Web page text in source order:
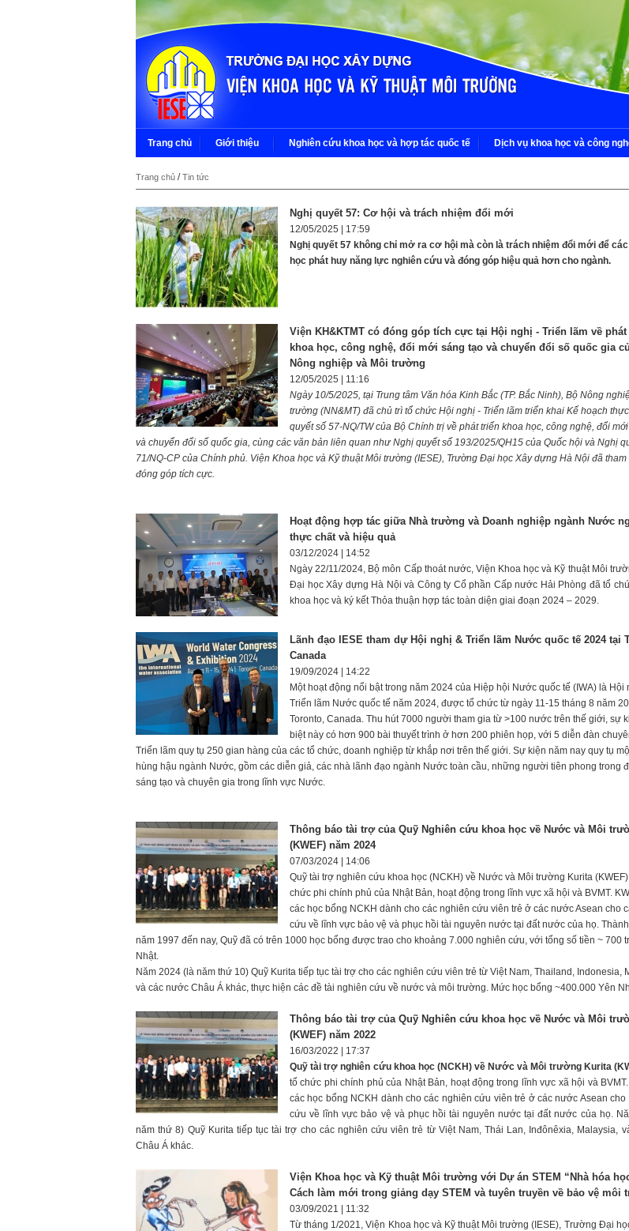
Trang chủ Giới thiệu Nghiên cứu khoa học và hợp tác quốc tế Dịch vụ khoa học và công
Trang chủ / Tin tức
Nghị quyết 57: Cơ hội và trách nhiệm đổi mới
12/05/2025 | 17:59
Nghị quyết 57 không chỉ mở ra cơ hội mà còn là trách nhiệm đổi mới để
học phát huy năng lực nghiên cứu và đóng góp hiệu quả hơn cho ngành.
Viện KH&KTMT có đóng góp tích cực tại Hội nghị - Triển lãm về
khoa học, công nghệ, đổi mới sáng tạo và chuyển đổi số quốc gia
Nông nghiệp và Môi trường
12/05/2025 | 11:16
Ngày 10/5/2025, tại Trung tâm Văn hóa Kinh Bắc (TP. Bắc Ninh), Bộ Nông
trường (NN&MT) đã chủ trì tổ chức Hội nghị - Triển lãm triển khai Kế hoạch
quyết số 57-NQ/TW của Bộ Chính trị về phát triển khoa học, công nghệ, đổi
và chuyển đổi số quốc gia, cùng các văn bản liên quan như Nghị quyết số 193/2025/QH15 của Quốc hội và Nghị
71/NQ-CP của Chính phủ. Viện Khoa học và Kỹ thuật Môi trường (IESE), Trường Đại học Xây dựng Hà Nội đã tham
đóng góp tích cực.
Hoạt động hợp tác giữa Nhà trường và Doanh nghiệp ngành Nước
thực chất và hiệu quả
03/12/2024 | 14:52
Ngày 22/11/2024, Bộ môn Cấp thoát nước, Viện Khoa học và Kỹ thuật Môi
Đại học Xây dựng Hà Nội và Công ty Cổ phần Cấp nước Hải Phòng đã tổ
khoa học và ký kết Thỏa thuận hợp tác toàn diện giai đoạn 2024 – 2029.
Lãnh đạo IESE tham dự Hội nghị & Triển lãm Nước quốc tế 2024 tại
Canada
19/09/2024 | 14:22
Một hoạt động nổi bật trong năm 2024 của Hiệp hội Nước quốc tế (IWA) là Hội
Triển lãm Nước quốc tế năm 2024, được tổ chức từ ngày 11-15 tháng 8 năm
Toronto, Canada. Thu hút 7000 người tham gia từ >100 nước trên thế giới, sự
biệt này có hơn 900 bài thuyết trình ở hơn 200 phiên họp, với 5 diễn đàn
Triển lãm quy tụ 250 gian hàng của các tổ chức, doanh nghiệp từ khắp nơi trên thế giới. Sự kiện năm nay quy tụ
hùng hậu ngành Nước, gồm các diễn giả, các nhà lãnh đạo ngành Nước toàn cầu, những người tiên phong trong
sáng tạo và chuyên gia trong lĩnh vực Nước.
Thông báo tài trợ của Quỹ Nghiên cứu khoa học về Nước và Môi
(KWEF) năm 2024
07/03/2024 | 14:06
Quỹ tài trợ nghiên cứu khoa học (NCKH) về Nước và Môi trường Kurita
chức phi chính phủ của Nhật Bản, hoạt động trong lĩnh vực xã hội và BVMT.
các học bổng NCKH dành cho các nghiên cứu viên trẻ ở các nước Asean cho
cứu về lĩnh vực bảo vệ và phục hồi tài nguyên nước tại đất nước của họ.
năm 1997 đến nay, Quỹ đã có trên 1000 học bổng được trao cho khoảng 7.000 nghiên cứu, với tổng số tiền ~ 700
Nhật.
Năm 2024 (là năm thứ 10) Quỹ Kurita tiếp tục tài trợ cho các nghiên cứu viên trẻ từ Việt Nam, Thailand, Indonesia,
và các nước Châu Á khác, thực hiện các đề tài nghiên cứu về nước và môi trường. Mức học bổng ~400.000 Yên
Thông báo tài trợ của Quỹ Nghiên cứu khoa học về Nước và Môi
(KWEF) năm 2022
16/03/2022 | 17:37
Quỹ tài trợ nghiên cứu khoa học (NCKH) về Nước và Môi trường Kurita
tổ chức phi chính phủ của Nhật Bản, hoạt động trong lĩnh vực xã hội và
các học bổng NCKH dành cho các nghiên cứu viên trẻ ở các nước Asean cho
cứu về lĩnh vực bảo vệ và phục hồi tài nguyên nước tại đất nước của họ.
năm thứ 8) Quỹ Kurita tiếp tục tài trợ cho các nghiên cứu viên trẻ từ Việt Nam, Thái Lan, Inđônêxia, Malaysia,
Châu Á khác.
Viện Khoa học và Kỹ thuật Môi trường với Dự án STEM “Nhà hóa
Cách làm mới trong giảng dạy STEM và tuyên truyền về bảo vệ môi
03/09/2021 | 11:32
Từ tháng 1/2021, Viện Khoa học và Kỹ thuật Môi trường (IESE), Trường Đại